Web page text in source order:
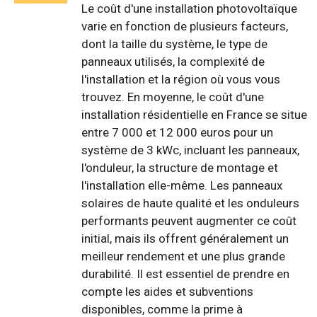
Le coût d'une installation photovoltaïque
varie en fonction de plusieurs facteurs,
dont la taille du système, le type de
panneaux utilisés, la complexité de
l'installation et la région où vous vous
trouvez. En moyenne, le coût d'une
installation résidentielle en France se situe
entre 7 000 et 12 000 euros pour un
système de 3 kWc, incluant les panneaux,
l'onduleur, la structure de montage et
l'installation elle-même. Les panneaux
solaires de haute qualité et les onduleurs
performants peuvent augmenter ce coût
initial, mais ils offrent généralement un
meilleur rendement et une plus grande
durabilité. Il est essentiel de prendre en
compte les aides et subventions
disponibles, comme la prime à